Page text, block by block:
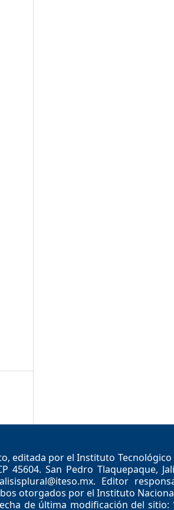
editada por el Instituto Tecnológico
45604. San Pedro Tlaquepaque,
Editor
otorgados por el Instituto
de última modificación del sitio: